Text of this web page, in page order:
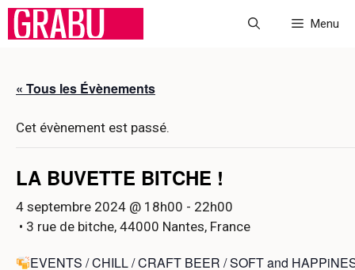
Aller
Menu
« Tous les Évènements
Cet évènement est passé.
LA BUVETTE BITCHE !
4 septembre 2024 @ 18h00 - 22h00
• 3 rue de bitche, 44000 Nantes, France
EVENTS / CHILL / CRAFT BEER / SOFT and